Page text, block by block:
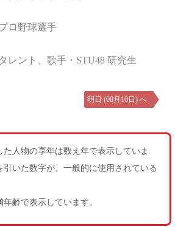
ロ野球選手
タレント、歌手・STU48 研究生
明日 (08月10日) へ
た人物の享年は数え年で表示していま
引いた数字が、一般的に使用されている
齢で表示しています。